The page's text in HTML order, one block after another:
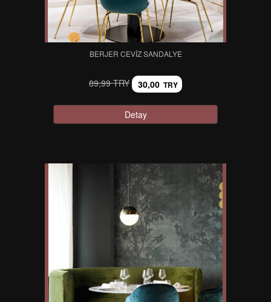
BERJER CEVIZ SANDALYE
89,99 TRY 30,00 TRY
Detay